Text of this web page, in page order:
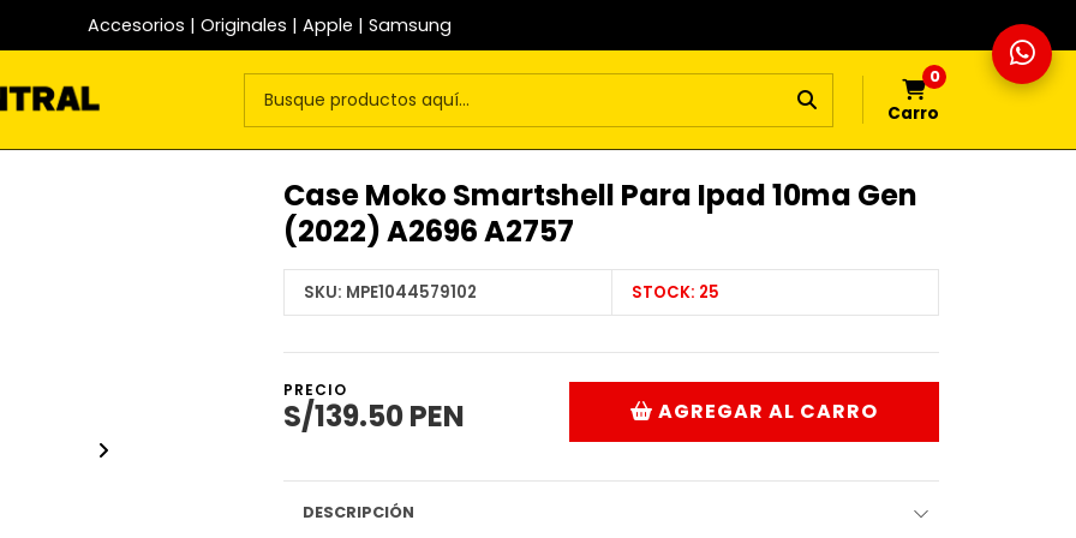
Accesorios | Originales | Apple | Samsung
0
Carro
Case Moko Smartshell Para Ipad 10ma Gen
(2022) A2696 A2757
SKU: MPE1044579102 STOCK: 25
PRECIO
S/139.50 PEN AGREGAR AL CARRO
DESCRIPCIÓN